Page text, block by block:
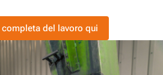
del lavoro qui